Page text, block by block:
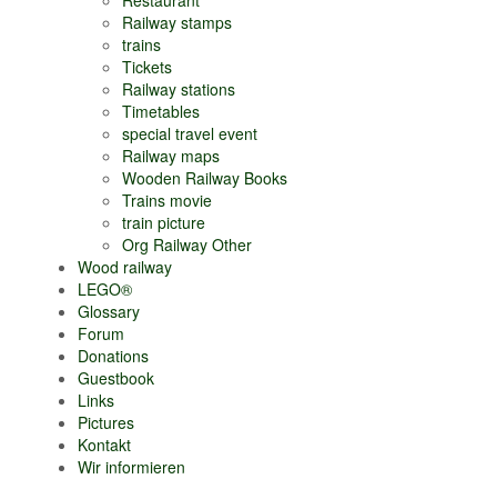
Railway stamps
trains
Tickets
Railway stations
Timetables
special travel event
Railway maps
Wooden Railway Books
Trains movie
train picture
Org Railway Other
Wood railway
LEGO®
Glossary
Forum
Donations
Guestbook
Links
Pictures
Kontakt
Wir informieren